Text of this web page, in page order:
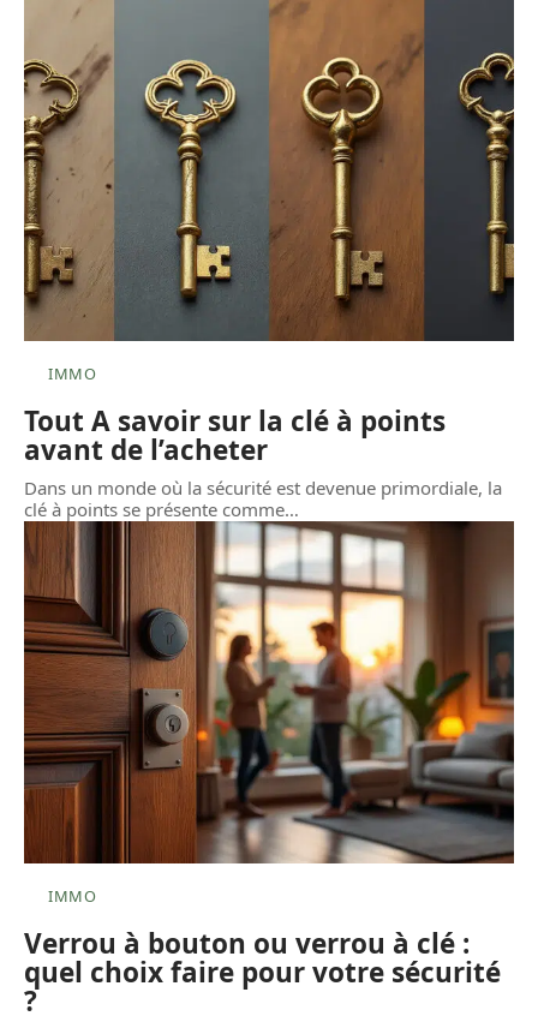
IMMO
Tout A savoir sur la clé à points
avant de l’acheter
Dans un monde où la sécurité est devenue primordiale, la
clé à points se présente comme…
IMMO
Verrou à bouton ou verrou à clé :
quel choix faire pour votre sécurité
?